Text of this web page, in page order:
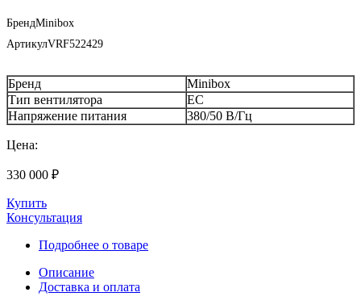
БрендMinibox
АртикулVRF522429
Бренд
Minibox
Тип вентилятора
EC
Напряжение питания
380/50 В/Гц
Цена:
330 000 ₽
Купить
Консультация
Подробнее о товаре
Описание
Доставка и оплата